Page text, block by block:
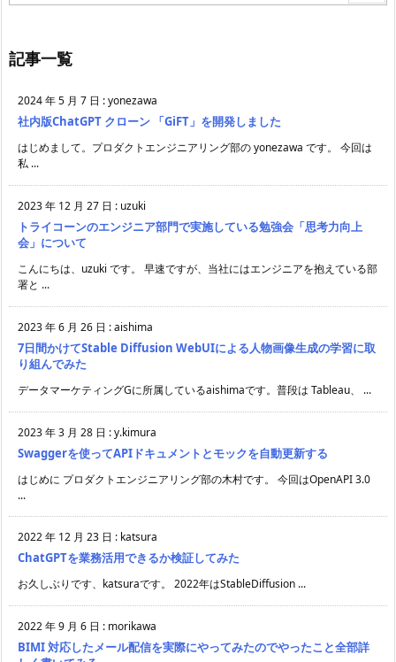
記事一覧
2024 年 5 月 7 日 :yonezawa
社内版ChatGPT クローン 「GiFT」を開発しました
はじめまして。プロダクトエンジニアリング部の yonezawa です。 今回は
私 ...
2023 年 12 月 27 日 : uzuki
トライコーンのエンジニア部門で実施している勉強会「思考力向上
会」について
こんにちは、uzuki です。 早速ですが、当社にはエンジニアを抱えている部
署と ...
2023 年 6 月 26 日 :aishima
7日間かけてStable Diffusion WebUIによる人物画像生成の学習に取
り組んでみた
データマーケティングGに所属しているaishimaです。普段は Tableau、 ...
2023 年 3 月 28 日 :y.kimura
Swaggerを使ってAPIドキュメントとモックを自動更新する
はじめに プロダクトエンジニアリング部の木村です。 今回はOpenAPI 3.0
...
2022 年 12 月 23 日 : katsura
ChatGPTを業務活用できるか検証してみた
お久しぶりです、katsuraです。 2022年はStableDiffusion ...
2022 年 9 月 6 日 : morikawa
BIMI 対応したメール配信を実際にやってみたのでやったこと全部詳